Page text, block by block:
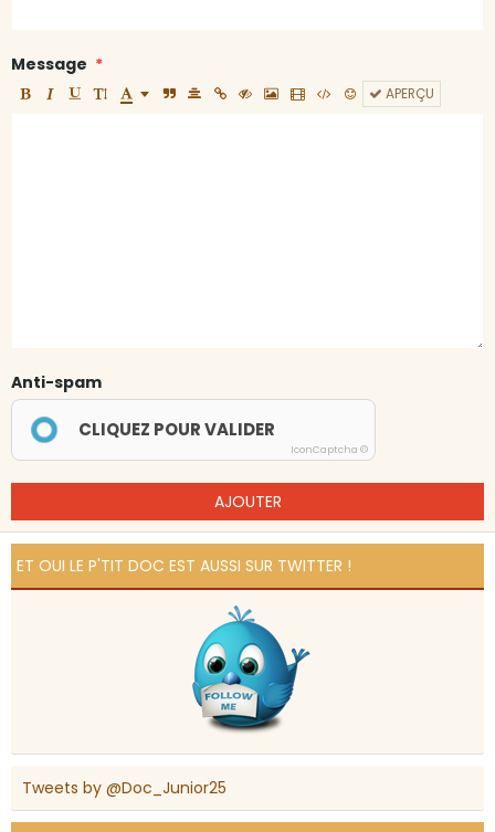
Message
APERÇU
Anti-spam
CLIQUEZ POUR VALIDER
IconCaptcha ©
AJOUTER
ET OUI LE P'TIT DOC EST AUSSI SUR TWITTER !
Tweets by @Doc_Junior25